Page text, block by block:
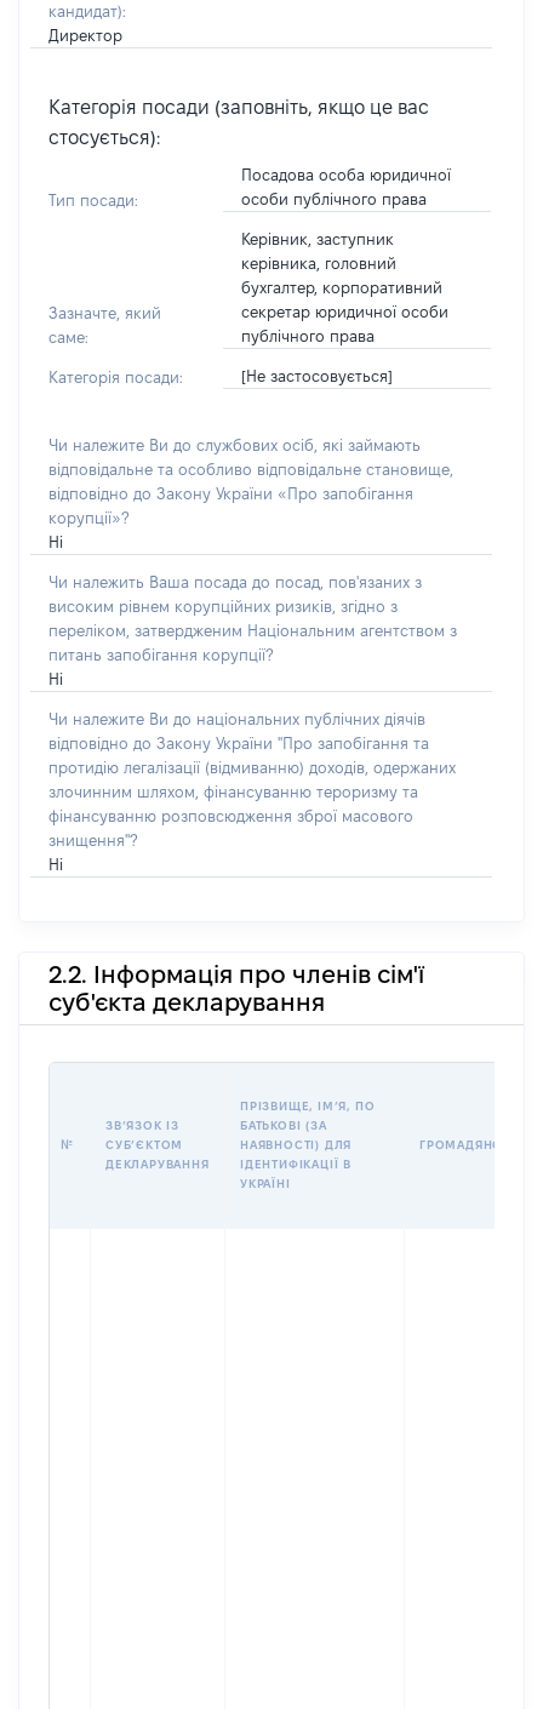
кандидат):
Директор
Категорія посади (заповніть, якщо це вас
стосується):
Тип посади:
Посадова особа юридичної
особи публічного права
Зазначте, який
саме:
Керівник, заступник
керівника, головний
бухгалтер, корпоративний
секретар юридичної особи
публічного права
Категорія посади: [Не застосовується]
Чи належите Ви до службових осіб, які займають
відповідальне та особливо відповідальне становище,
відповідно до Закону України «Про запобігання
корупції»?
Ні
Чи належить Ваша посада до посад, пов'язаних з
високим рівнем корупційних ризиків, згідно з
переліком, затвердженим Національним агентством з
питань запобігання корупції?
Ні
Чи належите Ви до національних публічних діячів
відповідно до Закону України "Про запобігання та
протидію легалізації (відмиванню) доходів, одержаних
злочинним шляхом, фінансуванню тероризму та
фінансуванню розповсюдження зброї масового
знищення"?
Ні
2.2. Інформація про членів сім'ї
суб'єкта декларування
№
ЗВʼЯЗОК ІЗ
СУБʼЄКТОМ
ДЕКЛАРУВАННЯ
ПРІЗВИЩЕ, ІМʼЯ, ПО
БАТЬКОВІ (ЗА
НАЯВНОСТІ) ДЛЯ
ІДЕНТИФІКАЦІЇ В
УКРАЇНІ
ГРОМАДЯНСТВО